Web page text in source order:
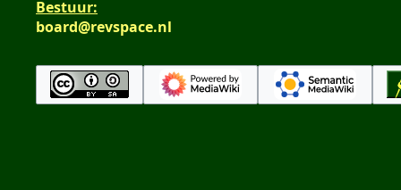
i
g
Bestuur:
board@revspace.nl